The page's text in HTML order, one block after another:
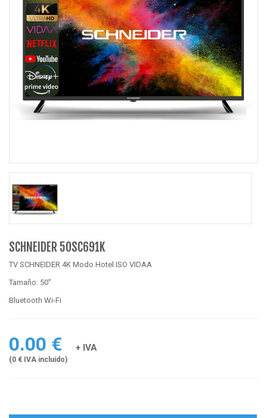
SCHNEIDER 50SC691K
TV SCHNEIDER 4K Modo Hotel ISO VIDAA
Tamaño: 50"
Bluetooth Wi-Fi
0.00 € + IVA
(0 € IVA incluido)